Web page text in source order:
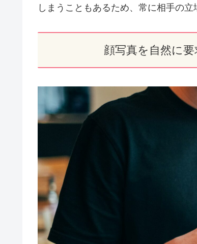
しまうこともあるため、常に相手の
顔写真を自然に